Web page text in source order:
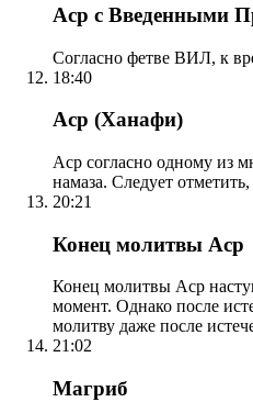
Аср с Введенными
Согласно фетве ВИЛ, к
18:40
Аср (Ханафи)
Аср согласно одному из
намаза. Следует
20:21
Конец молитвы Аср
Конец молитвы Аср
момент. Однако после
молитву даже после
21:02
Магриб